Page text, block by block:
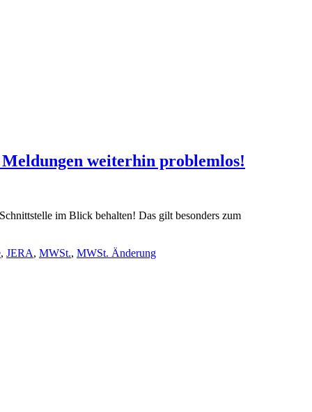
weiterhin problemlos!
im Blick behalten! Das gilt besonders zum
, JERA, MWSt., MWSt. Änderung